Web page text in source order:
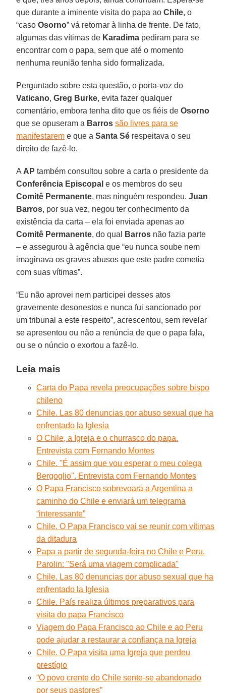
que durante a iminente visita do papa aoChile, o
“casoOsorno” vá retornar à linha de frente. De fato,
algumas das vítimas de Karadima pediram para se
encontrar com o papa, sem que até o momento
nenhuma reunião tenha sido formalizada.
Perguntado sobre esta questão, o porta-voz do
Vaticano,Greg Burke, evita fazer qualquer
comentário, embora tenha dito que os fiéis deOsorno
que se opuseram a Barros são livres para se
manifestarem e que a Santa Sé respeitava o seu
direito de fazê-lo.
A AP também consultou sobre a carta o presidente da
Conferência Episcopal e os membros do seu
Comitê Permanente, mas ninguém respondeu.Juan
Barros, por sua vez, negou ter conhecimento da
existência da carta – ela foi enviada apenas ao
Comitê Permanente, do qual Barros não fazia parte
– e assegurou à agência que “eu nunca soube nem
imaginava os graves abusos que este padre cometia
com suas vítimas”.
“Eu não aprovei nem participei desses atos
gravemente desonestos e nunca fui sancionado por
um tribunal a este respeito”, acrescentou, sem revelar
se apresentou ou não a renúncia de que o papa fala,
ou se o núncio o exortou a fazê-lo.
Leia mais
Carta do Papa revela preocupações sobre bispo
chileno
Chile. Las 80 denuncias por abuso sexual que ha
enfrentado la Iglesia
O Chile, a Igreja e o churrasco do papa.
Entrevista com Fernando Montes
Chile. ''É assim que vou esperar o meu colega
Bergoglio''. Entrevista com Fernando Montes
O Papa Francisco sobrevoará a Argentina a
caminho do Chile e enviará um telegrama
“interessante”
Chile. O Papa Francisco vai se reunir com vítimas
da ditadura
Papa a partir de segunda-feira no Chile e Peru.
Parolin: "Será uma viagem complicada"
Chile. Las 80 denuncias por abuso sexual que ha
enfrentado la Iglesia
Chile. País realiza últimos preparativos para
visita do papa Francisco
Viagem do Papa Francisco ao Chile e ao Peru
pode ajudar a restaurar a confiança na Igreja
Chile. O Papa visita uma Igreja que perdeu
prestígio
“O povo crente do Chile sente-se abandonado
por seus pastores”